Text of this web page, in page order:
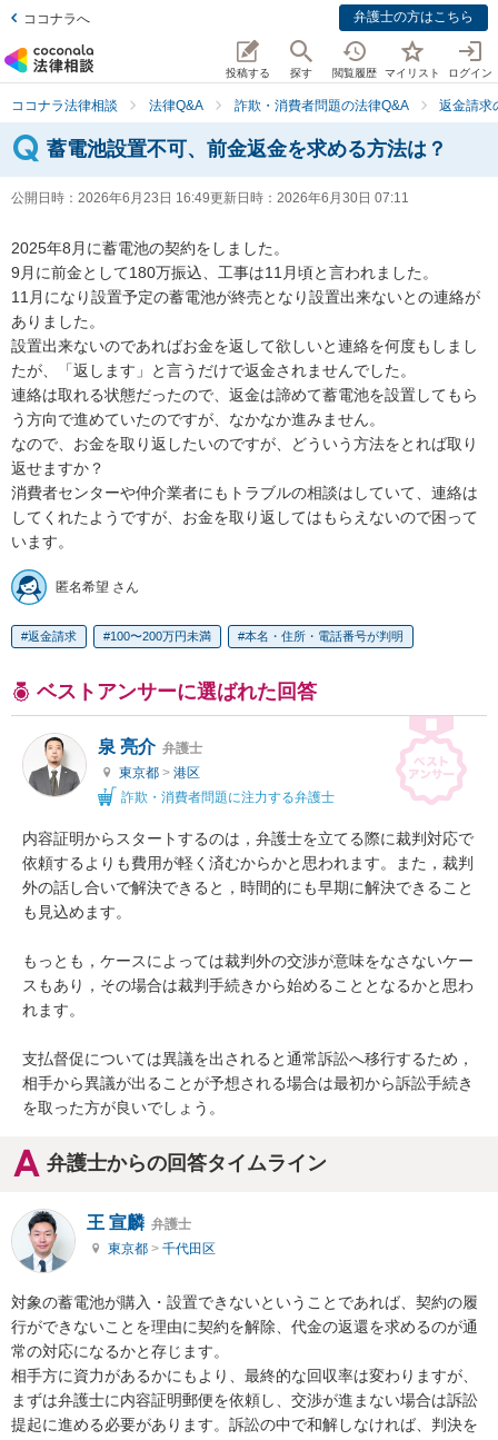
ココナラへ 弁護士の方はこちら
投稿する 探す 閲覧履歴 マイリスト ログイン
ココナラ法律相談 法律Q&A 詐欺・消費者問題の法律Q&A 返金請求
蓄電池設置不可、前金返金を求める方法は？
公開日時： 2026年6月23日 16:49更新日時： 2026年6月30日 07:11
2025年8月に蓄電池の契約をしました。
9月に前金として180万振込、工事は11月頃と言われました。
11月になり設置予定の蓄電池が終売となり設置出来ないとの連絡が
ありました。
設置出来ないのであればお金を返して欲しいと連絡を何度もしまし
たが、「返します」と言うだけで返金されませんでした。
連絡は取れる状態だったので、返金は諦めて蓄電池を設置してもら
う方向で進めていたのですが、なかなか進みません。
なので、お金を取り返したいのですが、どういう方法をとれば取り
返せますか？
消費者センターや仲介業者にもトラブルの相談はしていて、連絡は
してくれたようですが、お金を取り返してはもらえないので困って
います。
匿名希望 さん
返金請求 100〜200万円未満 本名・住所・電話番号が判明
ベストアンサーに選ばれた回答
泉 亮介 弁護士
東京都 > 港区
詐欺・消費者問題に注力する弁護士
内容証明からスタートするのは，弁護士を立てる際に裁判対応で
依頼するよりも費用が軽く済むからかと思われます。また，裁判
外の話し合いで解決できると，時間的にも早期に解決できること
も見込めます。
もっとも，ケースによっては裁判外の交渉が意味をなさないケー
スもあり，その場合は裁判手続きから始めることとなるかと思わ
れます。
支払督促については異議を出されると通常訴訟へ移行するため，
相手から異議が出ることが予想される場合は最初から訴訟手続き
を取った方が良いでしょう。
弁護士からの回答タイムライン
王 宣麟 弁護士
東京都 > 千代田区
対象の蓄電池が購入・設置できないということであれば、契約の履
行ができないことを理由に契約を解除、代金の返還を求めるのが通
常の対応になるかと存じます。
相手方に資力があるかにもより、最終的な回収率は変わりますが、
まずは弁護士に内容証明郵便を依頼し、交渉が進まない場合は訴訟
提起に進める必要があります。訴訟の中で和解しなければ、判決を